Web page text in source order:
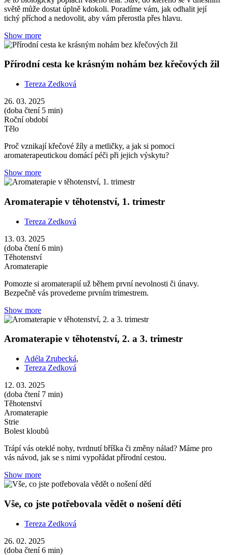
světě může dostat úplně kdokoli. Poradíme vám, jak odhalit její
tichý příchod a nedovolit, aby vám přerostla přes hlavu.
Show more
Přírodní cesta ke krásným nohám bez křečových žil
Tereza Zedková
26. 03. 2025
(doba čtení 5 min)
Roční období
Tělo
Proč vznikají křečové žíly a metličky, a jak si pomoci
aromaterapeutickou domácí péči při jejich výskytu?
Show more
Aromaterapie v těhotenství, 1. trimestr
Tereza Zedková
13. 03. 2025
(doba čtení 6 min)
Těhotenství
Aromaterapie
Pomozte si aromaterapií už během první nevolnosti či únavy.
Bezpečně vás provedeme prvním trimestrem.
Show more
Aromaterapie v těhotenství, 2. a 3. trimestr
Adéla Zrubecká,
Tereza Zedková
12. 03. 2025
(doba čtení 7 min)
Těhotenství
Aromaterapie
Strie
Bolest kloubů
Trápí vás oteklé nohy, tvrdnutí bříška či změny nálad? Máme pro
vás návod, jak se s nimi vypořádat přírodní cestou.
Show more
Vše, co jste potřebovala vědět o nošení dětí
Tereza Zedková
26. 02. 2025
(doba čtení 6 min)